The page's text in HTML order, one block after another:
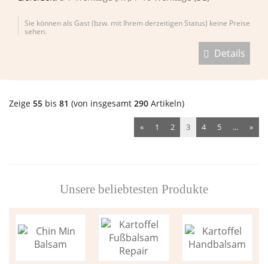
Sie können als Gast (bzw. mit Ihrem derzeitigen Status) keine Preise
sehen.
Details
Zeige 55 bis 81 (von insgesamt 290 Artikeln)
« 1 2 3 4 5 ... »
Unsere beliebtesten Produkte